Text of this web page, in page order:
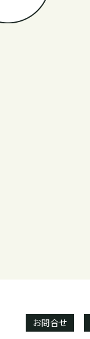
お問合せ